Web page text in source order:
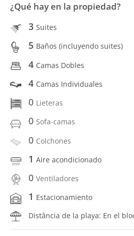
¿Qué hay en la propiedad?
3 Suites
5 Baños (incluyendo suites)
4 Camas Dobles
4 Camas Individuales
0 Lieteras
0 Sofa-camas
0 Colchones
1 Aire acondicionado
0 Ventiladores
1 Estacionamiento
Distância de la playa: En el